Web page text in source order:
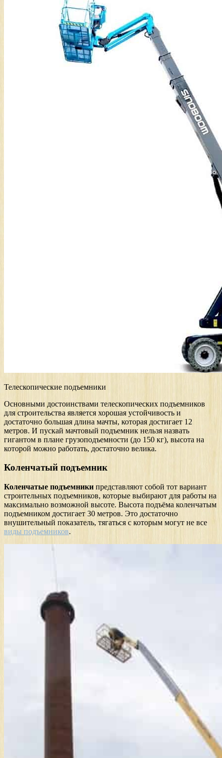
Телескопические подъемники
Основными достоинствами телескопических подъемников
для строительства является хорошая устойчивость и
достаточно большая длина мачты, которая достигает 12
метров. И пускай мачтовый подъемник нельзя назвать
гигантом в плане грузоподъемности (до 150 кг), высота на
которой можно работать, достаточно велика.
Коленчатый подъемник
Коленчатые подъемники представляют собой тот вариант
строительных подъемников, которые выбирают для работы на
максимально возможной высоте. Высота подъёма коленчатым
подъемником достигает 30 метров. Это достаточно
внушительный показатель, тягаться с которым могут не все
виды подъемников.